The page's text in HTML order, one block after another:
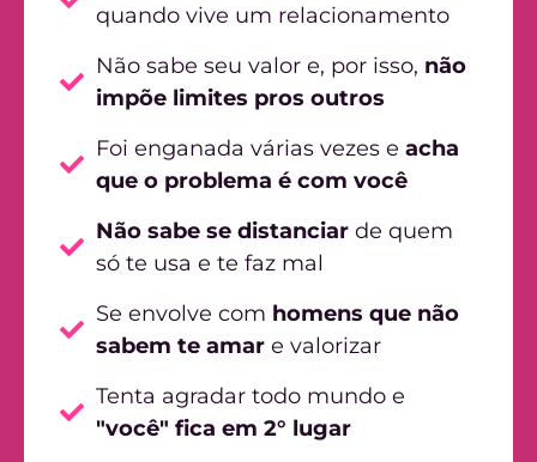
quando vive um relacionamento
Não sabe seu valor e, por isso, não
impõe limites pros outros
Foi enganada várias vezes e acha
que o problema é com você
Não sabe se distanciar de quem
só te usa e te faz mal
Se envolve com homens que não
sabem te amar e valorizar
Tenta agradar todo mundo e
"você" fica em 2° lugar